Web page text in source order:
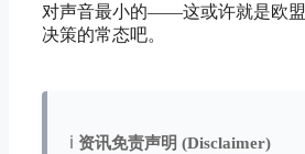
对声音最小的——这或许就是欧盟
决策的常态吧。
ℹ️ 资讯免责声明 (Disclaimer)